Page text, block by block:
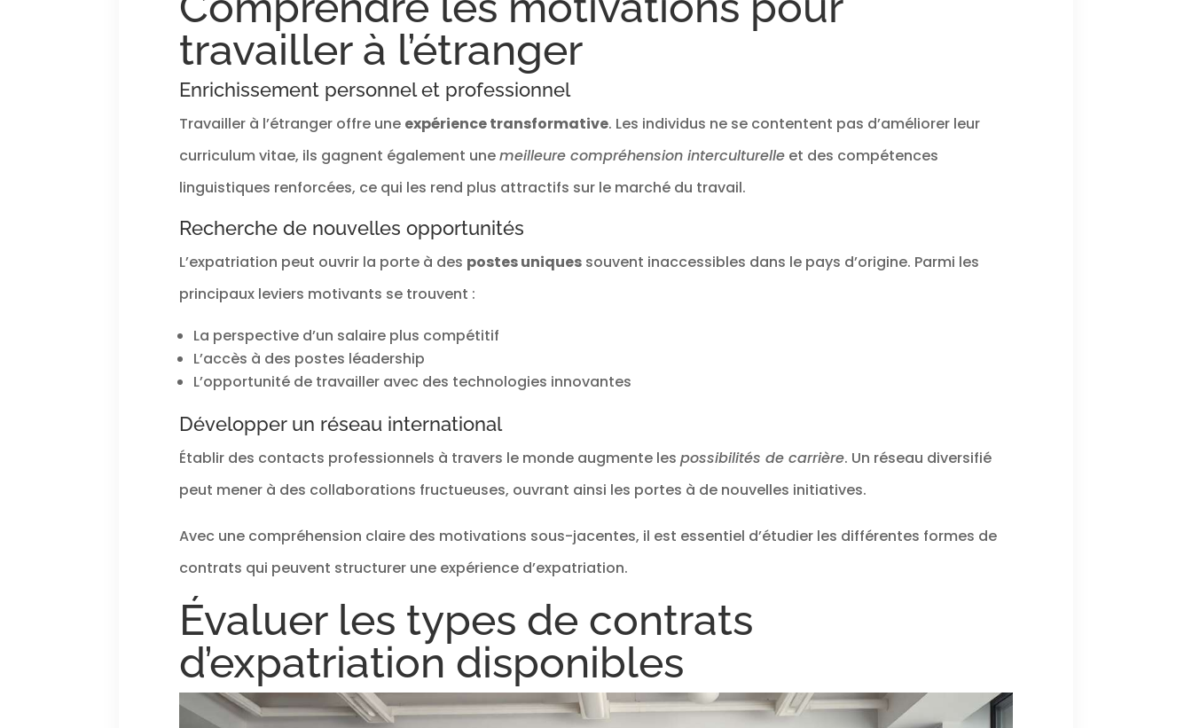
travailler à l’étranger
Enrichissement personnel et professionnel
Travailler à l’étranger offre une expérience transformative. Les individus ne se contentent pas d’améliorer leur
curriculum vitae, ils gagnent également unemeilleure compréhension interculturelleet des compétences
linguistiques renforcées, ce qui les rend plus attractifs sur le marché du travail.
Recherche de nouvelles opportunités
L’expatriation peut ouvrir la porte à des postes uniquessouvent inaccessibles dans le pays d’origine. Parmi les
principaux leviers motivants se trouvent :
La perspective d’un salaire plus compétitif
L’accès à des postes léadership
L’opportunité de travailler avec des technologies innovantes
Développer un réseau international
Établir des contacts professionnels à travers le monde augmente les possibilités de carrière. Un réseau diversifié
peut mener à des collaborations fructueuses, ouvrant ainsi les portes à de nouvelles initiatives.
Avec une compréhension claire des motivations sous-jacentes, il est essentiel d’étudier les différentes formes de
contrats qui peuvent structurer une expérience d’expatriation.
Évaluer les types de contrats
d’expatriation disponibles